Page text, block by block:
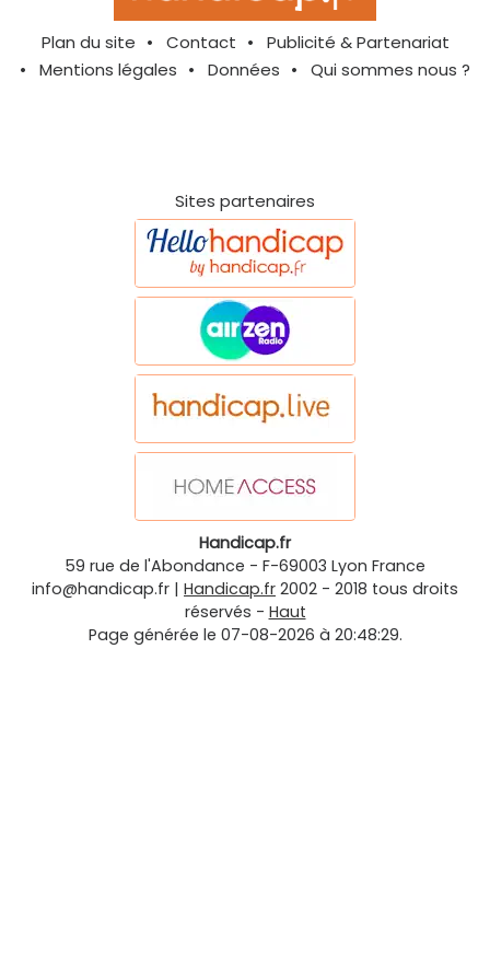
Plan du site Contact
Publicité & Partenariat
Mentions légales
Données Qui sommes nous ?
Sites partenaires
Handicap.fr
59 rue de l'Abondance - F-69003 Lyon France
info@handicap.fr | Handicap.fr 2002 - 2018 tous droits
réservés - Haut
Page générée le 07-08-2026 à 20:48:29.